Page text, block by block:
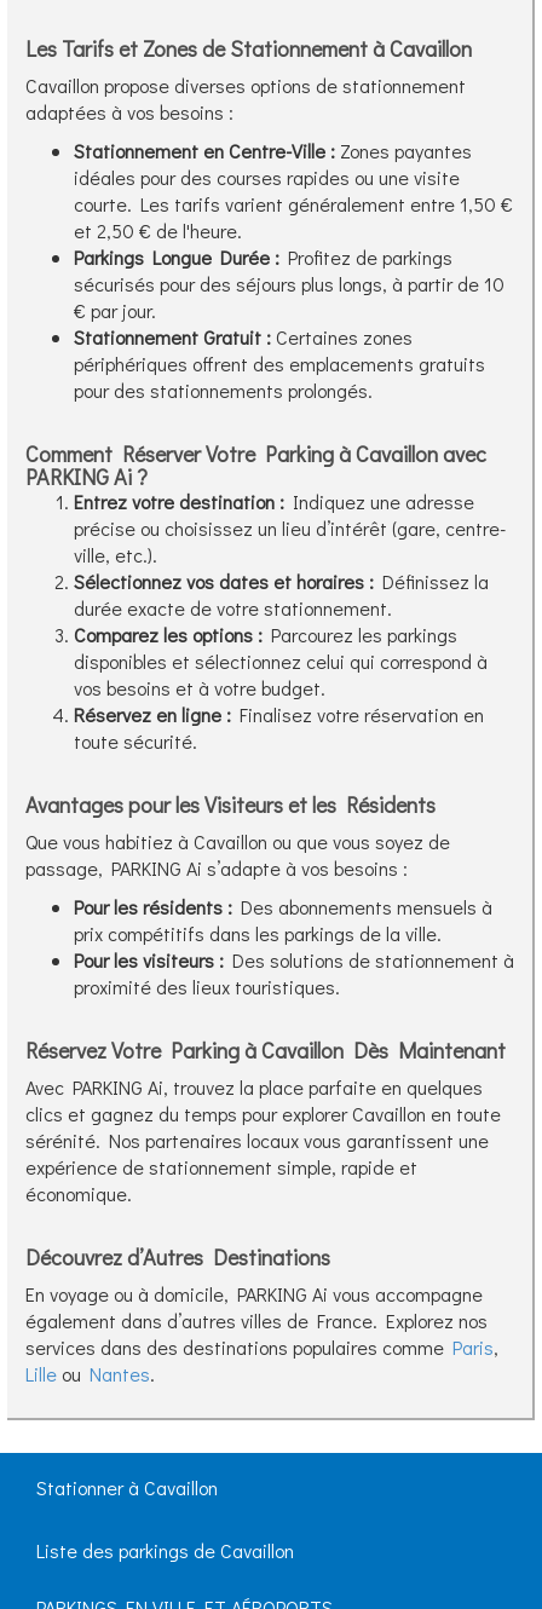
Les Tarifs et Zones de Stationnement à Cavaillon
Cavaillon propose diverses options de stationnement
adaptées à vos besoins :
Stationnement en Centre-Ville : Zones payantes
idéales pour des courses rapides ou une visite
courte. Les tarifs varient généralement entre 1,50 €
et 2,50 € de l'heure.
Parkings Longue Durée : Profitez de parkings
sécurisés pour des séjours plus longs, à partir de 10
€ par jour.
Stationnement Gratuit :Certaines zones
périphériques offrent des emplacements gratuits
pour des stationnements prolongés.
Comment Réserver Votre Parking à Cavaillon avec
PARKING Ai ?
Entrez votre destination : Indiquez une adresse
précise ou choisissez un lieu d’intérêt (gare, centre-
ville, etc.).
Sélectionnez vos dates et horaires : Définissez la
durée exacte de votre stationnement.
Comparez les options : Parcourez les parkings
disponibles et sélectionnez celui qui correspond à
vos besoins et à votre budget.
Réservez en ligne : Finalisez votre réservation en
toute sécurité.
Avantages pour les Visiteurs et les Résidents
Que vous habitiez à Cavaillon ou que vous soyez de
passage, PARKING Ai s’adapte à vos besoins :
Pour les résidents : Des abonnements mensuels à
prix compétitifs dans les parkings de la ville.
Pour les visiteurs : Des solutions de stationnement à
proximité des lieux touristiques.
Réservez Votre Parking à Cavaillon Dès Maintenant
Avec PARKING Ai, trouvez la place parfaite en quelques
clics et gagnez du temps pour explorer Cavaillon en toute
sérénité. Nos partenaires locaux vous garantissent une
expérience de stationnement simple, rapide et
économique.
Découvrez d’Autres Destinations
En voyage ou à domicile, PARKING Ai vous accompagne
également dans d’autres villes de France. Explorez nos
services dans des destinations populaires comme Paris,
Lille ou Nantes.
Stationner à Cavaillon
Liste des parkings de Cavaillon